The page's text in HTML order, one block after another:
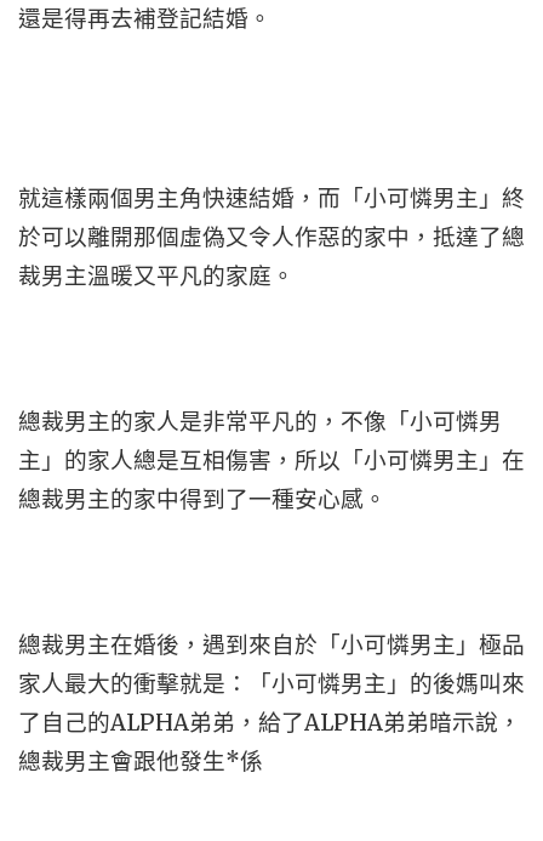
還是得再去補登記結婚。
就這樣兩個男主角快速結婚，而「小可憐男主」終
於可以離開那個虛偽又令人作惡的家中，抵達了總
裁男主溫暖又平凡的家庭。
總裁男主的家人是非常平凡的，不像「小可憐男
主」的家人總是互相傷害，所以「小可憐男主」在
總裁男主的家中得到了一種安心感。
總裁男主在婚後，遇到來自於「小可憐男主」極品
家人最大的衝擊就是：「小可憐男主」的後媽叫來
了自己的ALPHA弟弟，給了ALPHA弟弟暗示說，
總裁男主會跟他發生*係